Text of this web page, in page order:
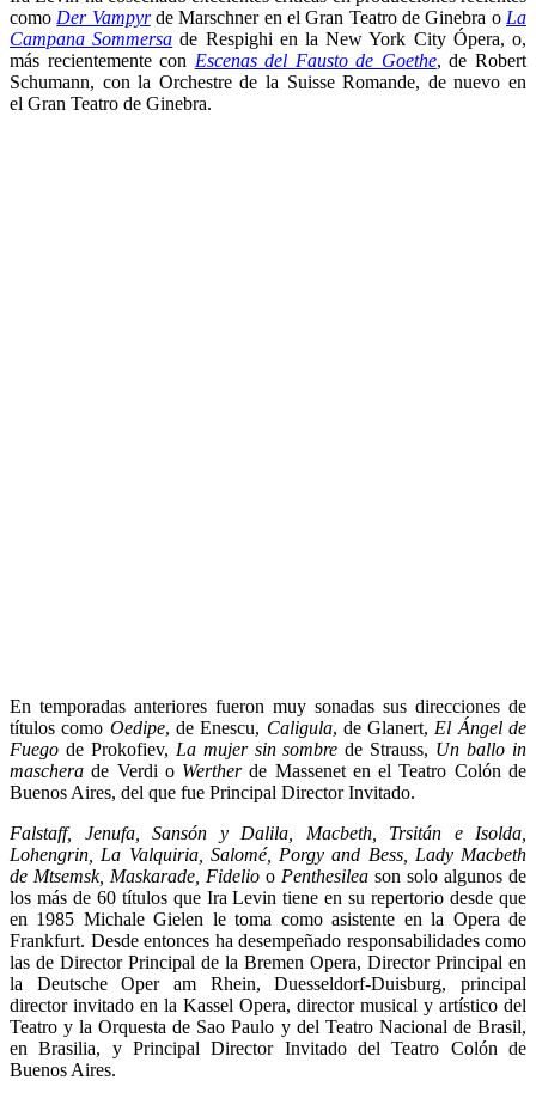
como Der Vampyrde Marschner en el Gran Teatro de Ginebra o La
Campana Sommersa de Respighi en la New York City Ópera, o,
más recientemente con Escenas del Fausto de Goethe, de Robert
Schumann, con la Orchestre de la Suisse Romande, de nuevo en
el Gran Teatro de Ginebra.
En temporadas anteriores fueron muy sonadas sus direcciones de
títulos como Oedipe, de Enescu, Caligula, de Glanert, El Ángel de
Fuego de Prokofiev, La mujer sin sombre de Strauss, Un ballo in
maschera de Verdi o Wertherde Massenet en el Teatro Colón de
Buenos Aires, del que fue Principal Director Invitado.
Falstaff, Jenufa, Sansón y Dalila, Macbeth, Trsitán e Isolda,
Lohengrin, La Valquiria, Salomé, Porgy and Bess, Lady Macbeth
de Mtsemsk, Maskarade, Fidelio o Penthesilea son solo algunos de
los más de 60 títulos que Ira Levin tiene en su repertorio desde que
en 1985 Michale Gielen le toma como asistente en la Opera de
Frankfurt. Desde entonces ha desempeñado responsabilidades como
las de Director Principal de la Bremen Opera, Director Principal en
la Deutsche Oper am Rhein, Duesseldorf-Duisburg, principal
director invitado en la Kassel Opera, director musical y artístico del
Teatro y la Orquesta de Sao Paulo y del Teatro Nacional de Brasil,
en Brasilia, y Principal Director Invitado del Teatro Colón de
Buenos Aires.